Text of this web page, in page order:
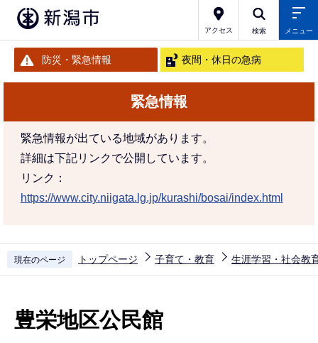
アクセス 検索 メニュー
防災・緊急情報 夜間・休日の急病
緊急情報
緊急情報が出ている地域があります。
詳細は下記リンクで公開しています。
リンク：
https://www.city.niigata.lg.jp/kurashi/bosai/index.html
現在のページ トップページ 子育て・教育 生涯学習・社会教
豊栄地区公民館